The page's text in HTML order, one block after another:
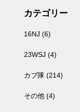
カテゴリー
16NJ (6)
23WSJ (4)
カブ隊 (214)
その他 (4)